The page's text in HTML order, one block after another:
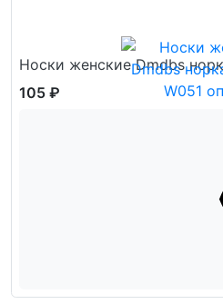
Носки женские Dmdbs
105 ₽